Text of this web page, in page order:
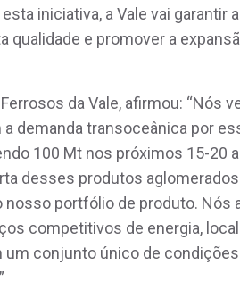
iniciativa, a Vale vai garantir a
qualidade e promover a
da Vale, afirmou: “Nós
demanda transoceânica por
100 Mt nos próximos 15-20
desses produtos
nosso portfólio de produto. Nós
competitivos de energia,
conjunto único de